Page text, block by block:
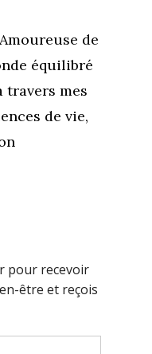
de
équilibré
travers mes
de vie,